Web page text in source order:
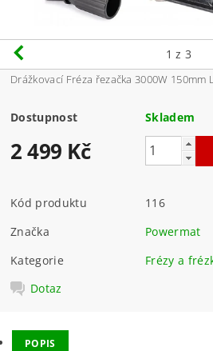
1 z 3
Drážkovací Fréza řezačka 3000W 150mm
Dostupnost Skladem
2 499 Kč
Kód produktu
116
Značka
Powermat
Kategorie
Frézy a
Dotaz
POPIS